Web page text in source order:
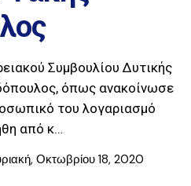
Συμβουλίου Δυτικής
όπως ανακοίνωσε
του λογαριασμό
από κ…
Οκτωβρίου 18, 2020